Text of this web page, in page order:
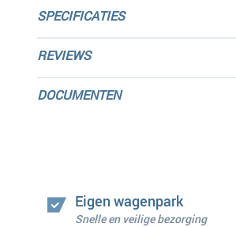
SPECIFICATIES
REVIEWS
DOCUMENTEN
Eigen wagenpark
Snelle en veilige bezorging